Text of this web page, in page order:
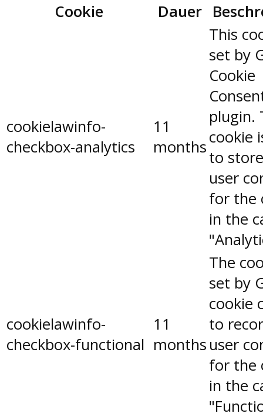
Cookie
Dauer
cookielawinfo-
checkbox-analytics
11
months
This
set by
Cookie
plugin.
cookie
to
user
for the
in the
cookielawinfo-
checkbox-functional
11
months
The
set by
cookie
to
user
for the
in the